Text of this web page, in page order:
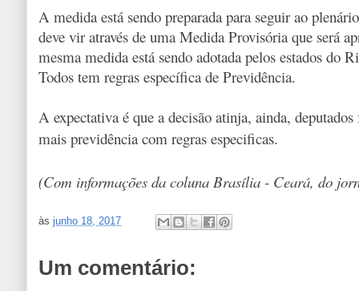
A medida está sendo preparada para seguir ao
deve vir através de uma Medida Provisória que será
mesma medida está sendo adotada pelos estados do
Todos tem regras específica de Previdência.
A expectativa é que a decisão atinja, ainda, deputados
mais previdência com regras especificas.
(Com informações da coluna Brasília - Ceará, do
àsjunho 18, 2017
Um comentário: